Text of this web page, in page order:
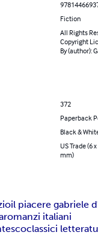
Fiction
All Rights
Copyright
By (author):
372
Paperback
Black &
US Trade (6
mm)
il piacere gabriele
romanzi italiani
classici